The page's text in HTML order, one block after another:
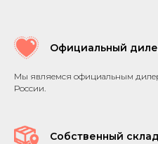
Официальный
Мы являемся официальным
России.
Собственный склад